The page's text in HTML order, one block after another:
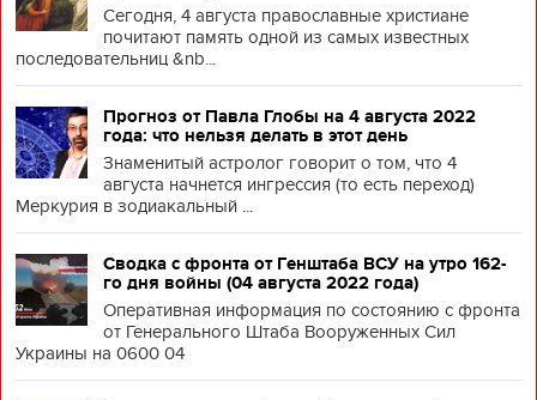
Сегодня, 4 августа православные христиане
почитают память одной из самых известных
последовательниц &nb...
Прогноз от Павла Глобы на 4 августа 2022
года: что нельзя делать в этот день
Знаменитый астролог говорит о том, что 4
августа начнется ингрессия (то есть переход)
Меркурия в зодиакальный ...
Сводка с фронта от Генштаба ВСУ на утро 162-
го дня войны (04 августа 2022 года)
Оперативная информация по состоянию с фронта
от Генерального Штаба Вооруженных Сил
Украины на 0600 04